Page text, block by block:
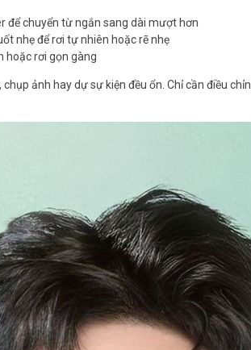
để chuyển từ ngắn sang dài mượt hơn
nhẹ để rơi tự nhiên hoặc rẽ nhẹ
hoặc rơi gọn gàng
ảnh hay dự sự kiện đều ổn. Chỉ cần điều